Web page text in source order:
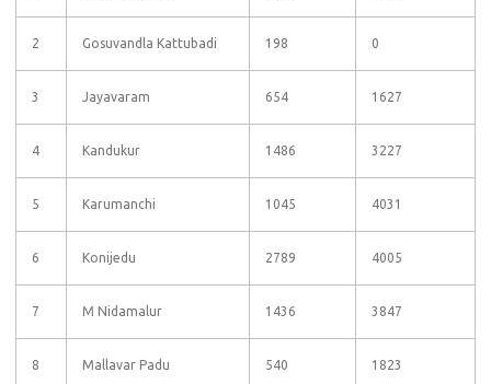
2 Gosuvandla Kattubadi 198 0
3 Jayavaram 654 1627
4 Kandukur 1486 3227
5 Karumanchi 1045 4031
6 Konijedu 2789 4005
7 M Nidamalur 1436 3847
8 Mallavar Padu 540 1823